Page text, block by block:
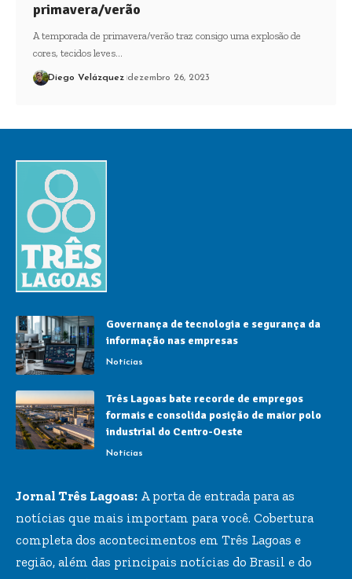
primavera/verão
A temporada de primavera/verão traz consigo uma explosão de
cores, tecidos leves…
Diego Velázquez dezembro 26, 2023
Governança de tecnologia e segurança da
informação nas empresas
Notícias
Três Lagoas bate recorde de empregos
formais e consolida posição de maior polo
industrial do Centro-Oeste
Notícias
Jornal Três Lagoas: A porta de entrada para as
notícias que mais importam para você. Cobertura
completa dos acontecimentos em Três Lagoas e
região, além das principais notícias do Brasil e do